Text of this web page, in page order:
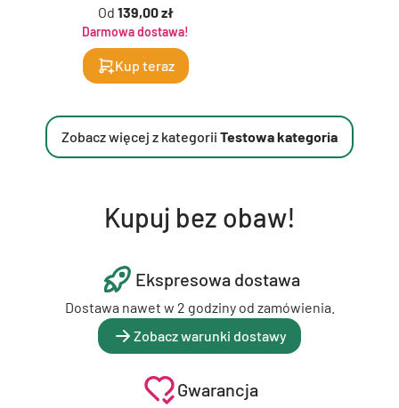
Od 139,00 zł
Darmowa dostawa!
Kup teraz
Zobacz więcej z kategorii Testowa kategoria
Kupuj bez obaw!
Ekspresowa dostawa
Dostawa nawet w 2 godziny od zamówienia.
Zobacz warunki dostawy
Gwarancja